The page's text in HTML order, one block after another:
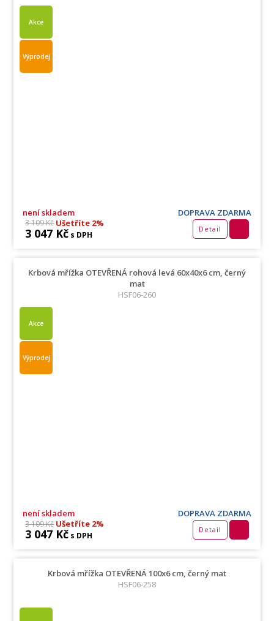
Akce
Výprodej
není skladem DOPRAVA ZDARMA
3 109 KčUšetříte 2%
3 047 Kč s DPH
Detail
Krbová mřížka OTEVŘENÁ rohová levá 60x40x6 cm, černý
mat
HSF06-260
Akce
Výprodej
není skladem DOPRAVA ZDARMA
3 109 KčUšetříte 2%
3 047 Kč s DPH
Detail
Krbová mřížka OTEVŘENÁ 100x6 cm, černý mat
HSF06-258